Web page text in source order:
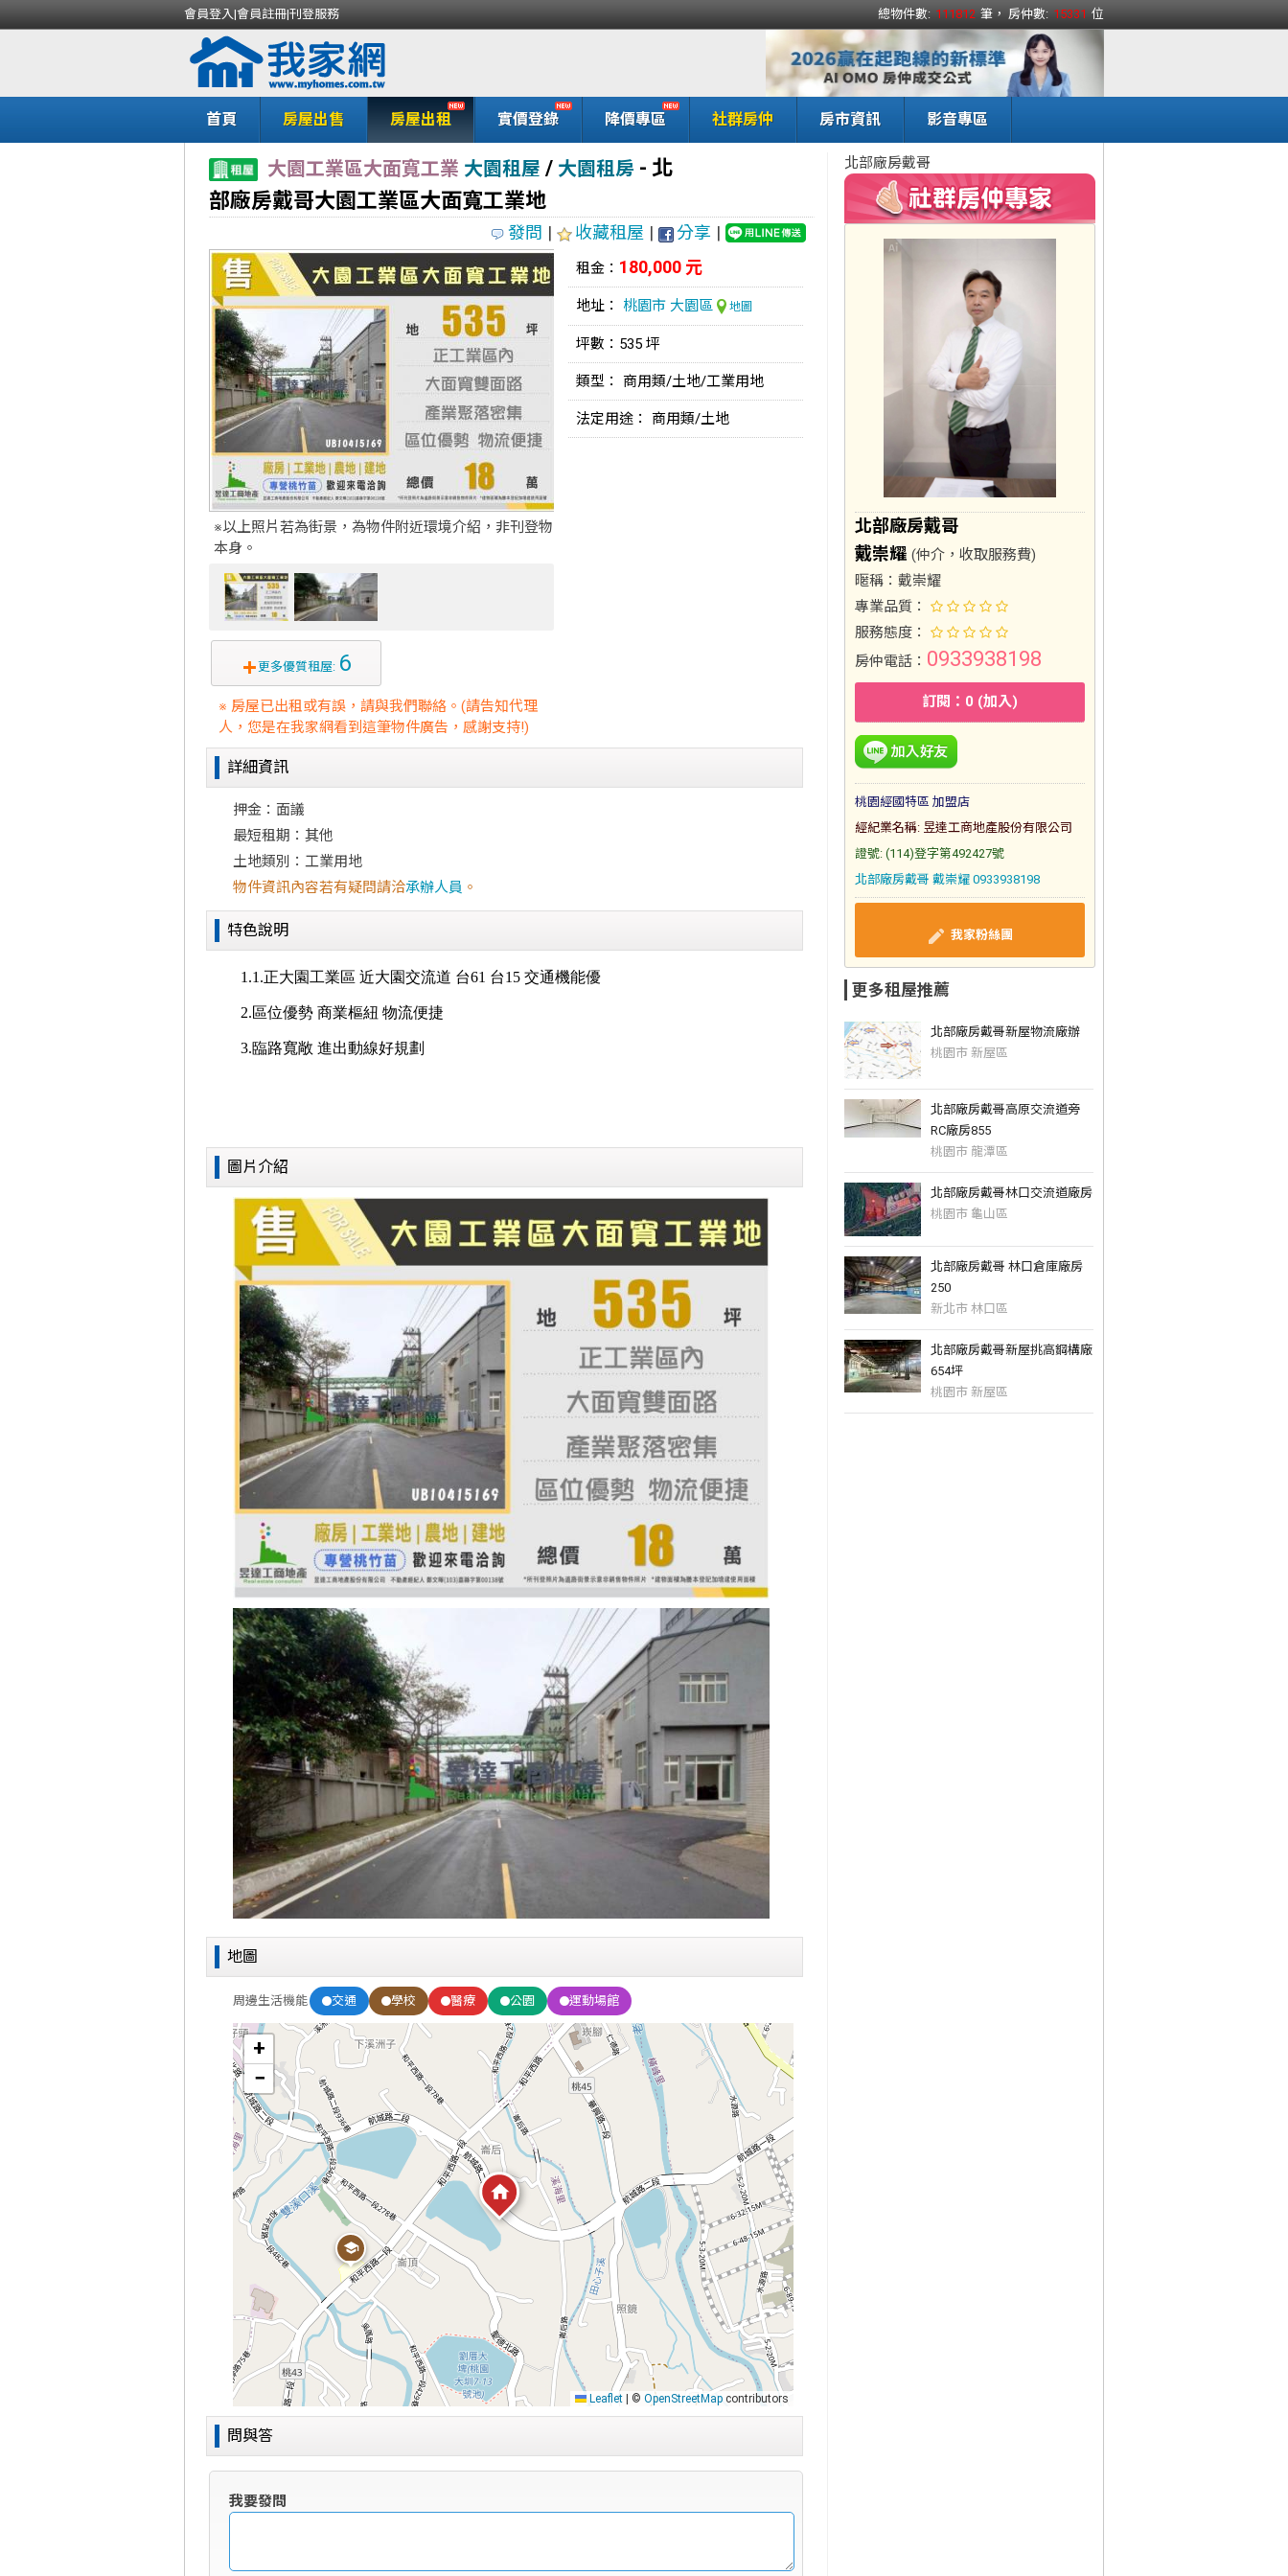
會員登入|會員註冊|刊登服務 總物件數: 111812 筆， 房仲數: 15331 位
首頁 房屋出售 房屋出租 實價登錄 降價專區 社群房仲 房市資訊 影音專區
大園工業區大面寬工業 大園租屋 / 大園租房- 北
部廠房戴哥大園工業區大面寬工業地
發問 | 收藏租屋 | 分享 |
※以上照片若為街景，為物件附近環境介紹，非刊登物
本身。
更多優質租屋: 6
※ 房屋已出租或有誤，請與我們聯絡。(請告知代理
人，您是在我家網看到這筆物件廣告，感謝支持!)
租金： 180,000 元
地址： 桃園市 大園區 地圖
坪數：535 坪
類型： 商用類/土地/工業用地
法定用途： 商用類/土地
詳細資訊
押金：面議
最短租期：其他
土地類別：工業用地
物件資訊內容若有疑問請洽承辦人員 。
特色說明
圖片介紹
地圖
周邊生活機能 交通 學校 醫療 公園 運動場館
+
−
Leaflet | © OpenStreetMap contributors
問與答
我要發問
北部廠房戴哥
北部廠房戴哥
戴崇耀 (仲介，收取服務費)
暱稱： 戴崇耀
專業品質：
服務態度：
房仲電話： 0933938198
訂閱：0 (加入)
桃園經國特區 加盟店
經紀業名稱: 昱達工商地產股份有限公司
證號: (114)登字第492427號
北部廠房戴哥 戴崇耀 0933938198
我家粉絲團
更多租屋推薦
北部廠房戴哥新屋物流廠辦
桃園市 新屋區
北部廠房戴哥高原交流道旁
RC廠房855
桃園市 龍潭區
北部廠房戴哥林口交流道廠房
桃園市 龜山區
北部廠房戴哥 林口倉庫廠房
250
新北市 林口區
北部廠房戴哥新屋挑高鋼構廠
654坪
桃園市 新屋區